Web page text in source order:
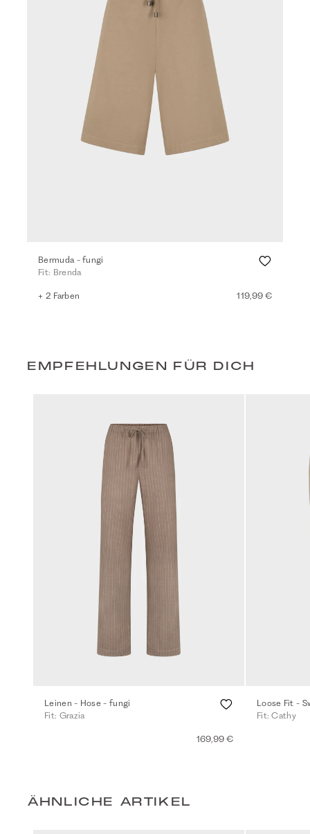
Bermuda - fungi
Fit: Brenda
+ 2 Farben 119,99 €
EMPFEHLUNGEN FÜR DICH
Leinen - Hose - fungi
Fit: Grazia
169,99 €
Loose Fit -
Fit: Cathy
ÄHNLICHE ARTIKEL